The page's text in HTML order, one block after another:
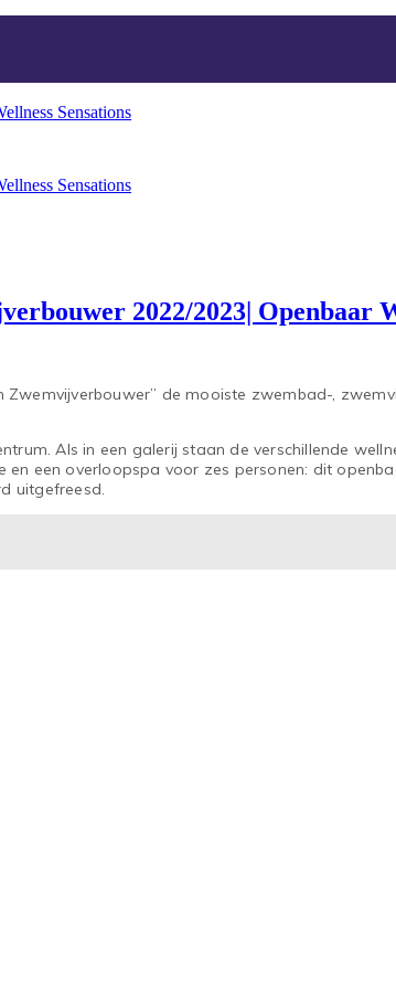
2022/2023| Openbaar
de mooiste zwembad-,
Als in een galerij staan de verschillende
een overloopspa voor zes personen: dit
uitgefreesd.